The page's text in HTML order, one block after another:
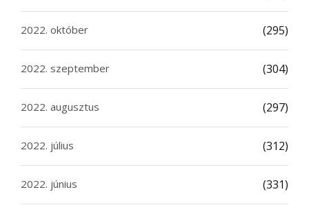
2022. október (295)
2022. szeptember (304)
2022. augusztus (297)
2022. július (312)
2022. június (331)